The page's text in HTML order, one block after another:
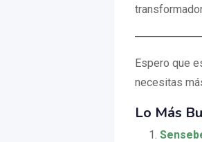
Espero que
necesitas
Lo Más